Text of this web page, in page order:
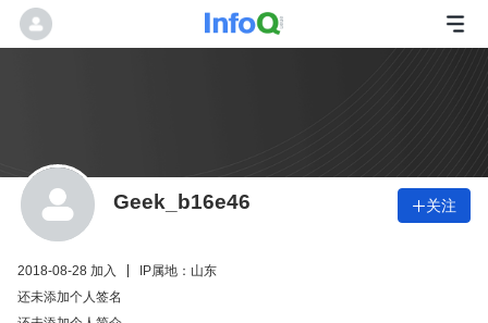
Geek_b16e46 关注
2018-08-28 加入
IP属地：山东
还未添加个人签名